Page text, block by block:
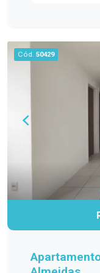
dormitório
organização e
de vidro, e o
condicionado,
perfeita para
vidro,
valorização ao imóvel. Se
apartamento
para receber
ideal! Entre
Cód. 50429